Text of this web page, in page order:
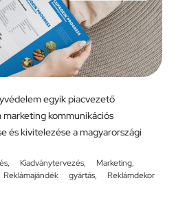
egyik piacvezető
marketing kommunikációs
és kivitelezése a magyarországi
, Kiadványtervezés, Marketing,
Reklámajándék gyártás, Reklámdekor